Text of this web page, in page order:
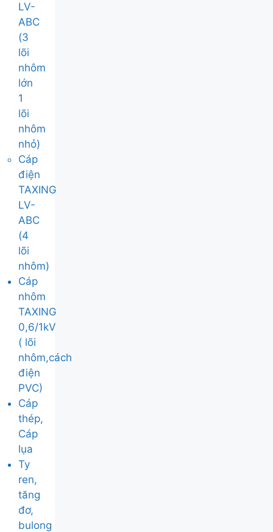
LV-
ABC
(3
lõi
nhôm
lớn
1
lõi
nhôm
nhỏ)
Cáp
điện
TAXING
LV-
ABC
(4
lõi
nhôm)
Cáp
nhôm
TAXING
0,6/1kV
( lõi
nhôm,cách
điện
PVC)
Cáp
thép,
Cáp
lụa
Ty
ren,
tăng
đơ,
bulong